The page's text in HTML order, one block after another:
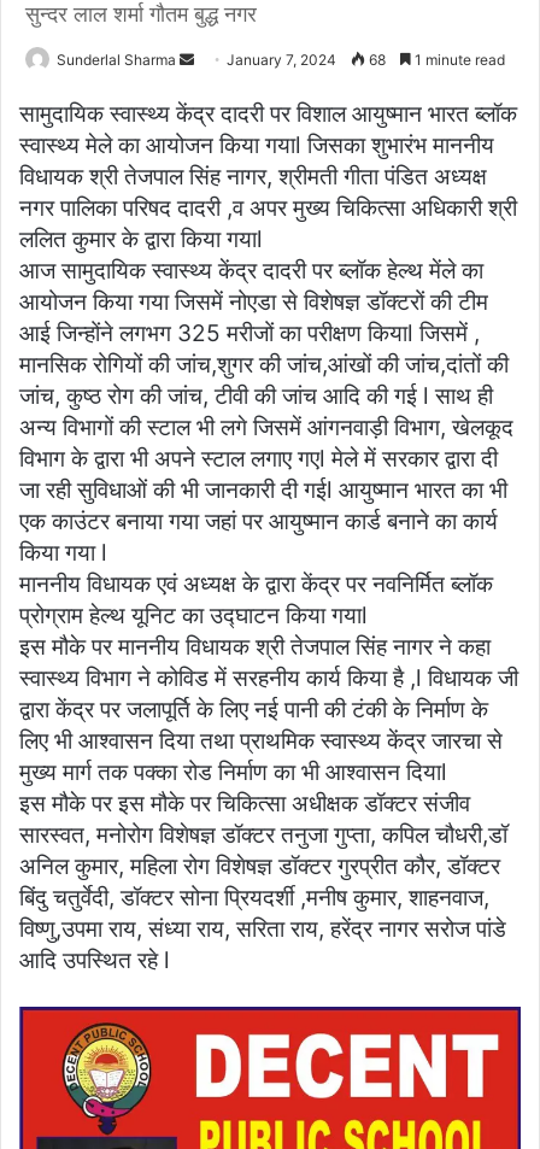
सुन्दर लाल शर्मा गौतम बुद्ध नगर
Sunderlal Sharma
Send
email
January 7, 2024 68 1 minute read
सामुदायिक स्वास्थ्य केंद्र दादरी पर विशाल आयुष्मान भारत ब्लॉक
स्वास्थ्य मेले का आयोजन किया गयाl जिसका शुभारंभ माननीय
विधायक श्री तेजपाल सिंह नागर, श्रीमती गीता पंडित अध्यक्ष
नगर पालिका परिषद दादरी ,व अपर मुख्य चिकित्सा अधिकारी श्री
ललित कुमार के द्वारा किया गयाl
आज सामुदायिक स्वास्थ्य केंद्र दादरी पर ब्लॉक हेल्थ मेंले का
आयोजन किया गया जिसमें नोएडा से विशेषज्ञ डॉक्टरों की टीम
आई जिन्होंने लगभग 325 मरीजों का परीक्षण कियाl जिसमें ,
मानसिक रोगियों की जांच,शुगर की जांच,आंखों की जांच,दांतों की
जांच, कुष्ठ रोग की जांच, टीवी की जांच आदि की गई l साथ ही
अन्य विभागों की स्टाल भी लगे जिसमें आंगनवाड़ी विभाग, खेलकूद
विभाग के द्वारा भी अपने स्टाल लगाए गएl मेले में सरकार द्वारा दी
जा रही सुविधाओं की भी जानकारी दी गईl आयुष्मान भारत का भी
एक काउंटर बनाया गया जहां पर आयुष्मान कार्ड बनाने का कार्य
किया गया l
माननीय विधायक एवं अध्यक्ष के द्वारा केंद्र पर नवनिर्मित ब्लॉक
प्रोग्राम हेल्थ यूनिट का उद्घाटन किया गयाl
इस मौके पर माननीय विधायक श्री तेजपाल सिंह नागर ने कहा
स्वास्थ्य विभाग ने कोविड में सरहनीय कार्य किया है ,l विधायक जी
द्वारा केंद्र पर जलापूर्ति के लिए नई पानी की टंकी के निर्माण के
लिए भी आश्वासन दिया तथा प्राथमिक स्वास्थ्य केंद्र जारचा से
मुख्य मार्ग तक पक्का रोड निर्माण का भी आश्वासन दियाl
इस मौके पर इस मौके पर चिकित्सा अधीक्षक डॉक्टर संजीव
सारस्वत, मनोरोग विशेषज्ञ डॉक्टर तनुजा गुप्ता, कपिल चौधरी,डॉ
अनिल कुमार, महिला रोग विशेषज्ञ डॉक्टर गुरप्रीत कौर, डॉक्टर
बिंदु चतुर्वेदी, डॉक्टर सोना प्रियदर्शी ,मनीष कुमार, शाहनवाज,
विष्णु,उपमा राय, संध्या राय, सरिता राय, हरेंद्र नागर सरोज पांडे
आदि उपस्थित रहे l